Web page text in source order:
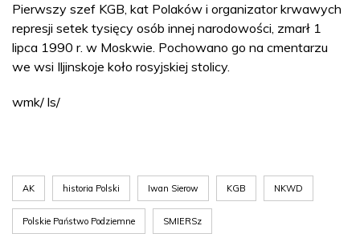
Pierwszy szef KGB, kat Polaków i organizator krwawych
represji setek tysięcy osób innej narodowości, zmarł 1
lipca 1990 r. w Moskwie. Pochowano go na cmentarzu
we wsi Iljinskoje koło rosyjskiej stolicy.
wmk/ ls/
AK historia Polski Iwan Sierow KGB NKWD
Polskie Państwo Podziemne SMIERSz